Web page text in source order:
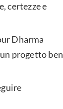
certezze e
Dharma
progetto ben